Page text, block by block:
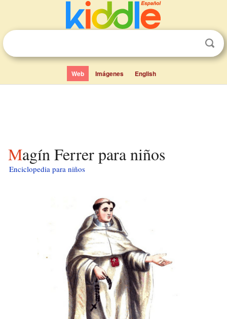
Web Imágenes English
Magín Ferrer para niños
Enciclopedia para niños